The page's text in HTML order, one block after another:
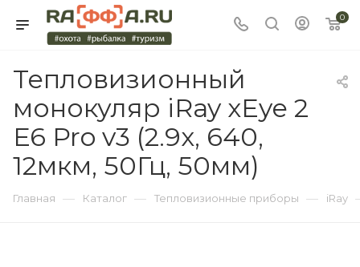
0
Тепловизионный
монокуляр iRay xEye 2
E6 Pro v3 (2.9x, 640,
12мкм, 50Гц, 50мм)
Главная — Каталог — Тепловизионные приборы — iRay